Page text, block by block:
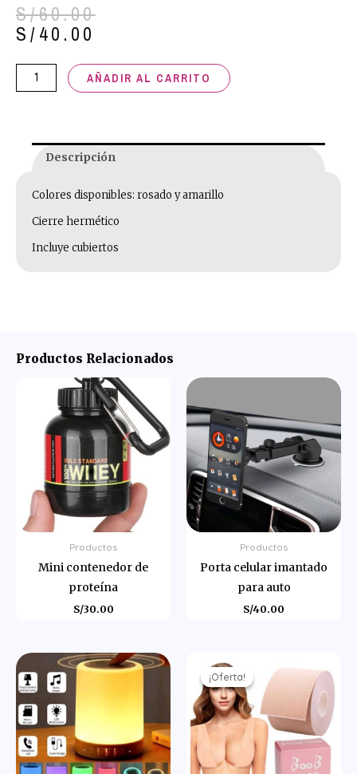
S/60.00
El
precio
era:
S/60.00.
S/40.00
El
precio
es:
S/40.00.
Loncheras
de
cantidad
AÑADIR AL CARRITO
Descripción
Colores disponibles: rosado y amarillo
Cierre hermético
Incluye cubiertos
Productos Relacionados
Productos
Mini contenedor de
proteína
S/30.00
Productos
Porta celular imantado
para auto
S/40.00
¡Oferta!
¡Oferta!
precio
original
era:
S/50.00.
precio
actual
es:
S/40.00.